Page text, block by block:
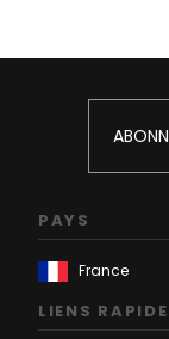
PAYS
LIENS